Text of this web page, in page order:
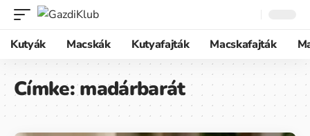
Kutyák Macskák Kutyafajták Macskafajták
Címke:madárbarát